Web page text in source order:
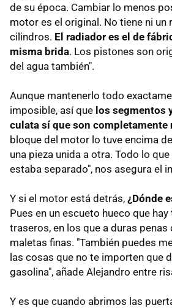
de su época. Cambiar lo menos
motor es el original. No tiene ni un
cilindros. El radiador es el de
misma brida. Los pistones son
del agua también".
Aunque mantenerlo todo
imposible, así que los segmentos
culata sí que son completamente
bloque del motor lo tuve encima
una pieza unida a otra. Todo lo
estaba separado", nos asegura el
Y si el motor está detrás, ¿Dónde
Pues en un escueto hueco que
traseros, en los que a duras penas
maletas finas. "También puedes
las cosas que no te importen que
gasolina", añade Alejandro entre
Y es que cuando abrimos las